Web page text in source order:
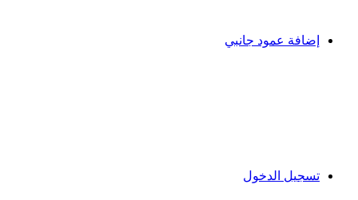
إضافة عمود جانبي
تسجيل الدخول